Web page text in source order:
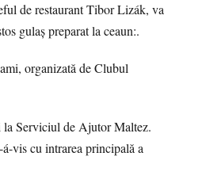
de restaurant Tibor Lizák, va
gulaş preparat la ceaun:.
organizată de Clubul
la Serviciul de Ajutor Maltez.
vis cu intrarea principală a